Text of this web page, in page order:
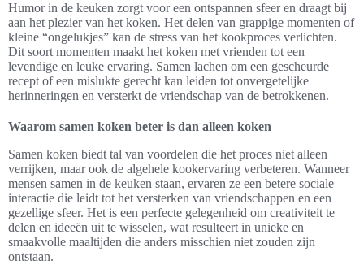
Humor in de keuken zorgt voor een ontspannen sfeer en draagt bij
aan het plezier van het koken. Het delen van grappige momenten of
kleine “ongelukjes” kan de stress van het kookproces verlichten.
Dit soort momenten maakt het koken met vrienden tot een
levendige en leuke ervaring. Samen lachen om een gescheurde
recept of een mislukte gerecht kan leiden tot onvergetelijke
herinneringen en versterkt de vriendschap van de betrokkenen.
Waarom samen koken beter is dan alleen koken
Samen koken biedt tal van voordelen die het proces niet alleen
verrijken, maar ook de algehele kookervaring verbeteren. Wanneer
mensen samen in de keuken staan, ervaren ze een betere sociale
interactie die leidt tot het versterken van vriendschappen en een
gezellige sfeer. Het is een perfecte gelegenheid om creativiteit te
delen en ideeën uit te wisselen, wat resulteert in unieke en
smaakvolle maaltijden die anders misschien niet zouden zijn
ontstaan.